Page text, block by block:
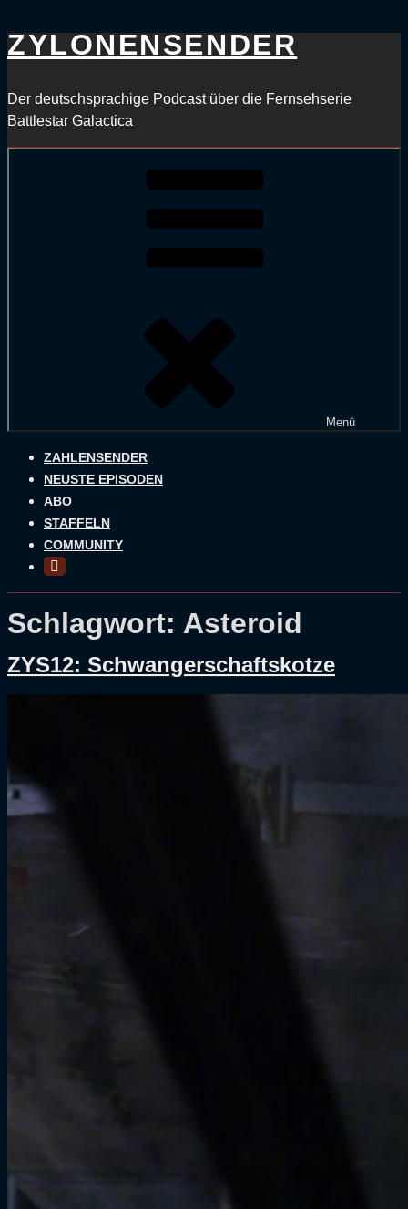
Zum
Inhalt
ZYLONEN​SENDER
Der deutschsprachige Podcast über die Fernsehserie
Battlestar Galactica
Menü
ZAHLENSENDER
NEUSTE EPISODEN
ABO
STAFFELN
COMMUNITY
Schlagwort: Asteroid
ZYS12: Schwangerschaftskotze